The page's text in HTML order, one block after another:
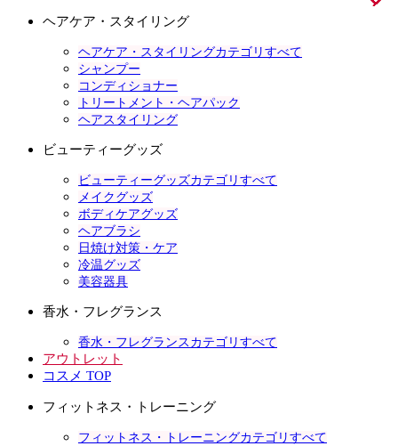
ヘアケア・スタイリング
ヘアケア・スタイリングカテゴリすべて
シャンプー
コンディショナー
トリートメント・ヘアパック
ヘアスタイリング
ビューティーグッズ
ビューティーグッズカテゴリすべて
メイクグッズ
ボディケアグッズ
ヘアブラシ
日焼け対策・ケア
冷温グッズ
美容器具
香水・フレグランス
香水・フレグランスカテゴリすべて
アウトレット
コスメ TOP
フィットネス・トレーニング
フィットネス・トレーニングカテゴリすべて